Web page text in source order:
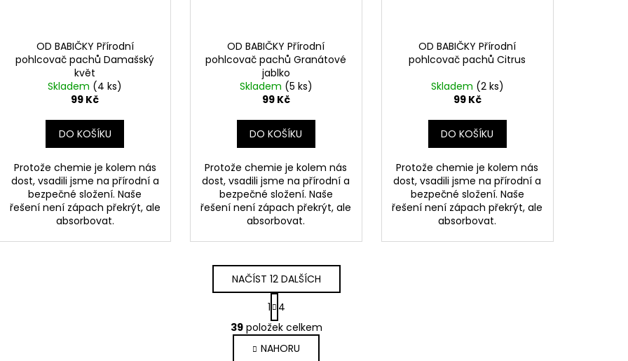
OD BABIČKY Přírodní
pohlcovač pachů Damašský
květ
Skladem (4 ks)
99 Kč
DO KOŠÍKU
Protože chemie je kolem nás
dost, vsadili jsme na přírodní a
bezpečné složení. Naše
řešení není zápach překrýt, ale
absorbovat.
OD BABIČKY Přírodní
pohlcovač pachů Granátové
jablko
Skladem (5 ks)
99 Kč
DO KOŠÍKU
Protože chemie je kolem nás
dost, vsadili jsme na přírodní a
bezpečné složení. Naše
řešení není zápach překrýt, ale
absorbovat.
OD BABIČKY Přírodní
pohlcovač pachů Citrus
Skladem (2 ks)
99 Kč
DO KOŠÍKU
Protože chemie je kolem nás
dost, vsadili jsme na přírodní a
bezpečné složení. Naše
řešení není zápach překrýt, ale
absorbovat.
O
v
l
NAČÍST 12 DALŠÍCH
S
t
r
á
n
1
4
39položek celkem
NAHORU